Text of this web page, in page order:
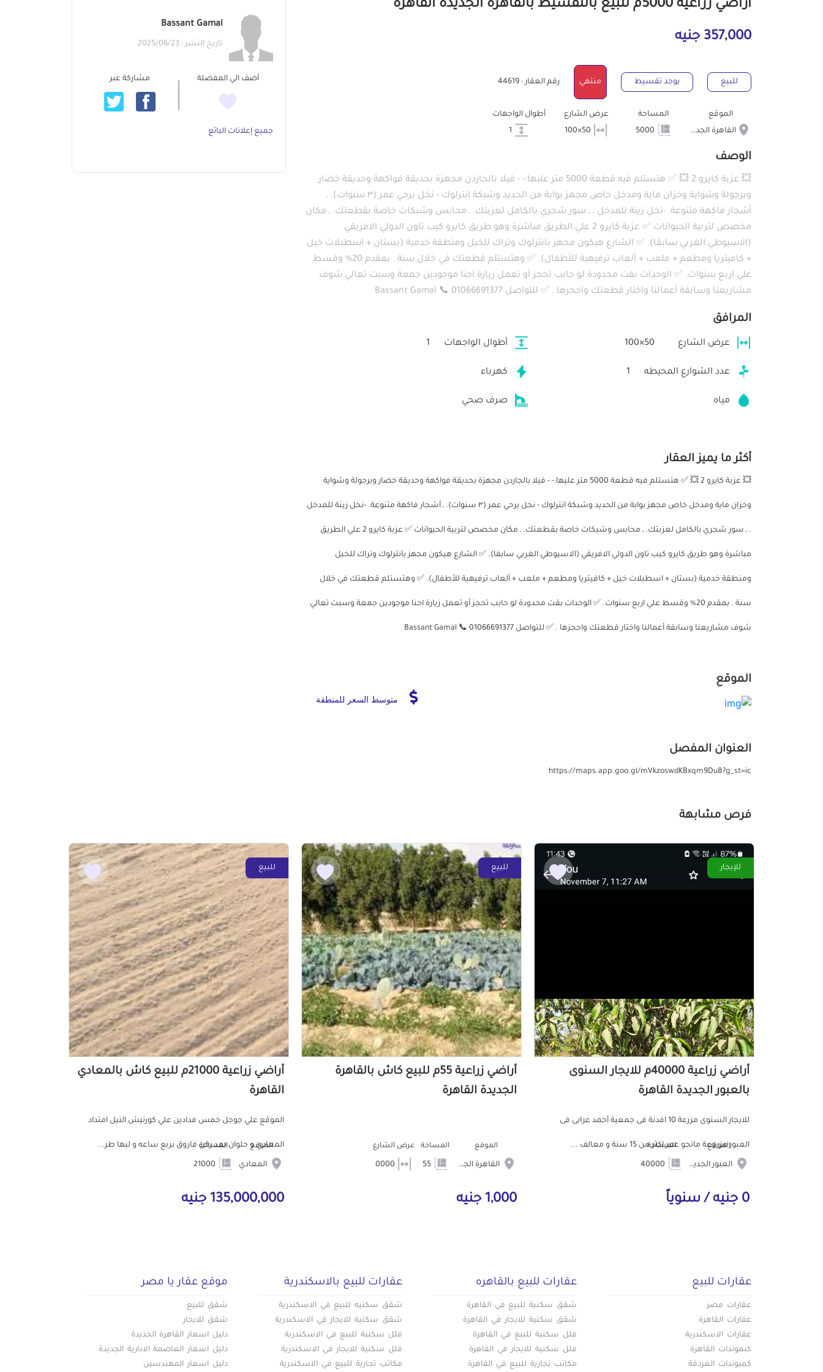
أراضي زراعية 5000م للبيع بالتقسيط بالقاهرة الجديدة القاهرة
357,000 جنيه
للبيع يوجد تقسيط منتهي رقم العقار : 44619
الموقع
القاهرة الجديدة
المساحة
عرض الشارع
أطوال الواجهات
الوصف
💥 عزبة كايرو 2 💥 ✅ هتستلم فيه قطعة 5000 متر عليها:- - فيلا بالجاردن مجهزة بحديقة فواكهة وحديقة خضار
وبرجولة وشواية وخزان ماية ومدخل خاص مجهز بوابة من الحديد وشبكة انترلوك - نخل برحي عمر (٣ سنوات). ـ
أشجار فاكهة متنوعة. -نخل زينة للمدخل . ـ سور شجري بالكامل لعزبتك. ـ محابس وشبكات خاصة بقطعتك. ـ مكان
مخصص لتربية الحيوانات ✅ عزبة كايرو 2 علي الطريق مباشرة وهو طريق كايرو كيب تاون الدولي الافريقي
(الاسيوطي الغربي سابقا). ✅ الشارع هيكون مجهز بانترلوك وتراك للخيل ومنطقة خدمية (بستان + اسطبلات خيل
+ كافيتريا ومطعم + ملعب + ألعاب ترفيهية للأطفال). ✅ وهتستلم قطعتك في خلال سنة . بمقدم 20% وقسط
علي اربع سنوات. ✅ الوحدات بقت محدودة لو حابب تحجز أو تعمل زيارة احنا موجودين جمعة وسبت تعالي شوف
مشاريعنا وسابقة أعمالنا واختار قطعتك واحجزها . ✅ للتواصل Bassant Gamal 📞 01066691377
المرافق
عرض الشارع 50×100 أطوال الواجهات 1
عدد الشوارع المحيطه 1 كهرباء
مياه صرف صحي
أكثر ما يميز العقار
💥 عزبة كايرو 2 💥 ✅ هتستلم فيه قطعة 5000 متر عليها:- - فيلا بالجاردن مجهزة بحديقة فواكهة وحديقة خضار وبرجولة وشواية
وخزان ماية ومدخل خاص مجهز بوابة من الحديد وشبكة انترلوك - نخل برحي عمر (٣ سنوات). ـ أشجار فاكهة متنوعة. -نخل زينة للمدخل
. ـ سور شجري بالكامل لعزبتك. ـ محابس وشبكات خاصة بقطعتك. ـ مكان مخصص لتربية الحيوانات ✅ عزبة كايرو 2 علي الطريق
مباشرة وهو طريق كايرو كيب تاون الدولي الافريقي (الاسيوطي الغربي سابقا). ✅ الشارع هيكون مجهز بانترلوك وتراك للخيل
ومنطقة خدمية (بستان + اسطبلات خيل + كافيتريا ومطعم + ملعب + ألعاب ترفيهية للأطفال). ✅ وهتستلم قطعتك في خلال
سنة . بمقدم 20% وقسط علي اربع سنوات. ✅ الوحدات بقت محدودة لو حابب تحجز أو تعمل زيارة احنا موجودين جمعة وسبت تعالي
شوف مشاريعنا وسابقة أعمالنا واختار قطعتك واحجزها . ✅ للتواصل Bassant Gamal 📞 01066691377
الموقع
متوسط السعر للمنطقة
العنوان المفصل
https://maps.app.goo.gl/mVkzoswdKBxqm9Du8?g_st=ic
Bassant Gamal
تاريخ النشر : 2025/06/23
أضف الي المفضلة مشاركة عبر
جميع إعلانات البائع
فرص مشابهة
للإيجار
أراضي زراعية 40000م للايجار السنوى
بالعبور الجديدة القاهرة
للايجار السنوى مزرعة 10 افدنة فى جمعية أحمد عرابى فى
العبور مزروعة مانجو عمر اكثر من 15 سنة و معالف ...
الموقع
العبور الجديدة
المساحة
0 جنيه / سنوياً
للبيع
أراضي زراعية 55م للبيع كاش بالقاهرة
الجديدة القاهرة
الموقع
القاهرة الجديدة
المساحة
55
عرض الشارع
1,000 جنيه
للبيع
أراضي زراعية 21000م للبيع كاش بالمعادي
القاهرة
الموقع علي جوجل خمس فدادين علي كورنيش النيل امتداد
المعادي و حلوان بعد ركن فاروق بربع ساعه و ليها طر...
الموقع
المعادي
المساحة
135,000,000 جنيه
عقارات للبيع
عقارات مصر
عقارات القاهرة
عقارات الاسكندرية
كبموندات القاهرة
كمبوندات الغردقة
عقارات للبيع بالقاهره
شقق سكنية للبيع في القاهرة
شقق سكنية للايجار في القاهرة
فلل سكنية للبيع في القاهرة
فلل سكنية للايجار في القاهرة
مكاتب تجارية للبيع في القاهرة
عقارات للبيع بالاسكندرية
شقق سكنيه للبيع في الاسكندرية
شقق سكنية للايجار في الاسكندرية
فلل سكنية للبيع في الاسكندرية
فلل سكنية للايجار في الاسكندرية
مكاتب تجارية للبيع في الاسكندرية
موقع عقار يا مصر
شقق للبيع
شقق للايجار
دليل اسعار القاهرة الجديدة
دليل اسعار العاصمة الادارية الجديدة
دليل اسعار المهندسين